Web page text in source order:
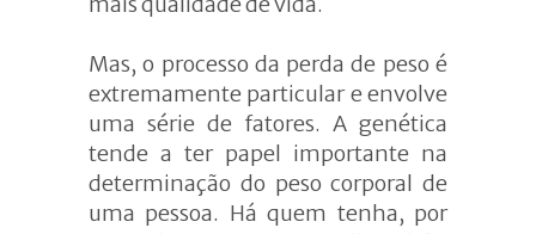
Mas, o processo da perda de peso é
extremamente particular e envolve
uma série de fatores. A genética
tende a ter papel importante na
determinação do peso corporal de
uma pessoa. Há quem tenha, por